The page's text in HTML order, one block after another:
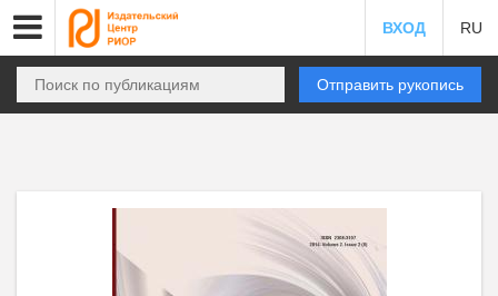
ВХОД RU
Отправить рукопись